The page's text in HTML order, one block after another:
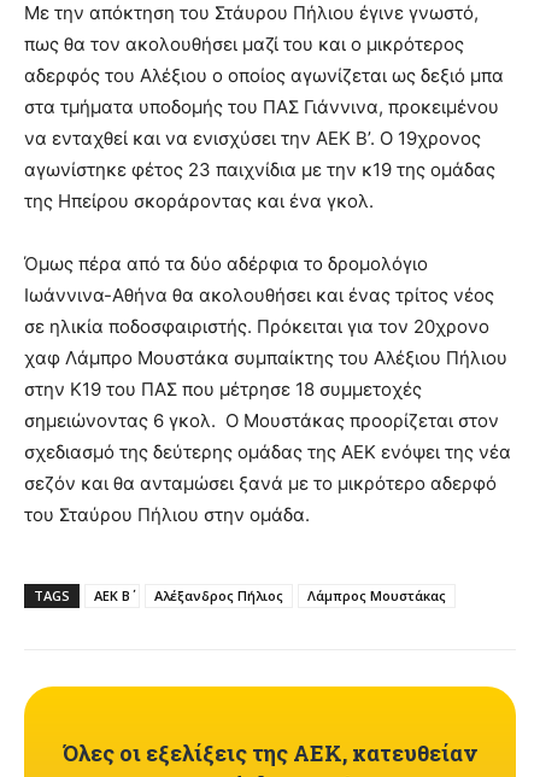
Με την απόκτηση του Στάυρου Πήλιου έγινε γνωστό,
πως θα τον ακολουθήσει μαζί του και ο μικρότερος
αδερφός του Αλέξιου ο οποίος αγωνίζεται ως δεξιό μπα
στα τμήματα υποδομής του ΠΑΣ Γιάννινα, προκειμένου
να ενταχθεί και να ενισχύσει την ΑΕΚ Β’. Ο 19χρονος
αγωνίστηκε φέτος 23 παιχνίδια με την κ19 της ομάδας
της Ηπείρου σκοράροντας και ένα γκολ.
Όμως πέρα από τα δύο αδέρφια το δρομολόγιο
Ιωάννινα-Αθήνα θα ακολουθήσει και ένας τρίτος νέος
σε ηλικία ποδοσφαιριστής. Πρόκειται για τον 20χρονο
χαφ Λάμπρο Μουστάκα συμπαίκτης του Αλέξιου Πήλιου
στην Κ19 του ΠΑΣ που μέτρησε 18 συμμετοχές
σημειώνοντας 6 γκολ. Ο Μουστάκας προορίζεται στον
σχεδιασμό της δεύτερης ομάδας της ΑΕΚ ενόψει της νέα
σεζόν και θα ανταμώσει ξανά με το μικρότερο αδερφό
του Σταύρου Πήλιου στην ομάδα.
TAGS ΑΕΚ Β΄ Αλέξανδρος Πήλιος Λάμπρος Μουστάκας